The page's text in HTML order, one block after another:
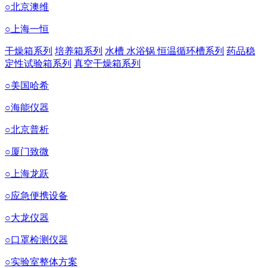
○北京澳维
○上海一恒
干燥箱系列 培养箱系列 水槽 水浴锅 恒温循环槽系列 药品稳
定性试验箱系列 真空干燥箱系列
○美国哈希
○海能仪器
○北京普析
○厦门致微
○上海龙跃
○应急便携设备
○大龙仪器
○ 口罩检测仪器
○实验室整体方案